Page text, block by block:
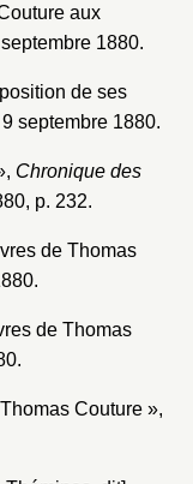
aux
1880.
de ses
9 septembre 1880.
Chronique des
p. 232.
de Thomas
de Thomas
Couture »,